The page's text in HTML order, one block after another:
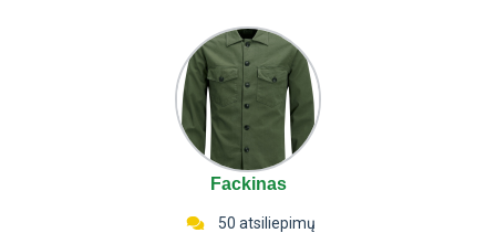
Fackinas
50 atsiliepimų